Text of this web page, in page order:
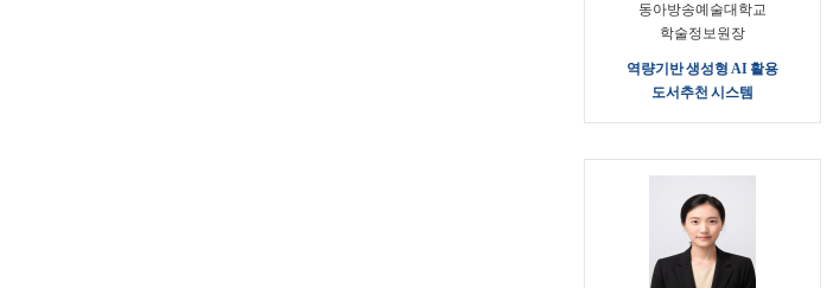
동아방송예술대학교
학술정보원장
역량기반 생성형 AI 활용
도서추천 시스템